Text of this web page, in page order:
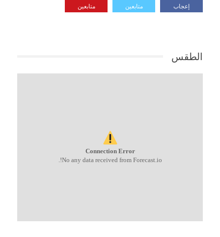
إعجاب متابعين متابعين
الطقس
Connection Error
No any data received from Forecast.io!.